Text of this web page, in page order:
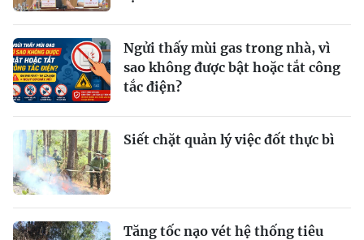
Ngửi thấy mùi gas trong nhà, vì
sao không được bật hoặc tắt công
tắc điện?
Siết chặt quản lý việc đốt thực bì
Tăng tốc nạo vét hệ thống tiêu